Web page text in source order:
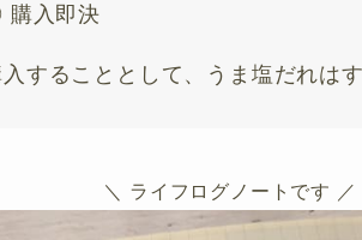
購入即決
することとして、うま塩だれは
＼ ライフログノートです ／